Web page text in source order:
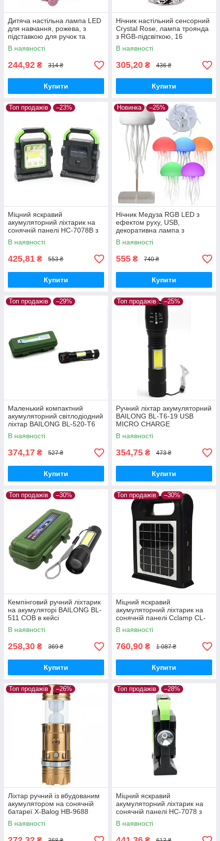
Дитяча настільна лампа LED
для навчання, рожева, з
підставкою для ручок та
олівців, світильник на стіл у
формі автобуса Bus Tabl
В наявності
244,92 ₴ 314 ₴
Купити
Нічник настільний сенсорний
Crystal Rose, лампа троянда
з RGB-підсвіткою, 16
кольорів, акумуляторна з
пультом ДК
В наявності
305,20 ₴ 436 ₴
Купити
Топ продажів –23%
Міцний яскравий
акумуляторний ліхтарик на
сонячній панелі HC-7078B з
повербанком
В наявності
425,81 ₴ 553 ₴
Купити
Новинка –25%
Нічник Медуза RGB LED з
ефектом руху, USB,
декоративна лампа з
плавною зміною кольорів
В наявності
555 ₴ 740 ₴
Купити
Топ продажів –29%
Маленький компактний
акумуляторний світлодіодний
ліхтар BAILONG BL-520-T6
COB з кейсом
В наявності
374,17 ₴ 527 ₴
Купити
Топ продажів –25%
Ручний ліхтар акумуляторний
BAILONG BL-T6-19 USB
MICRO CHARGE
В наявності
354,75 ₴ 473 ₴
Купити
Топ продажів –30%
Кемпінговий ручний ліхтарик
на акумуляторі BAILONG BL-
511 COB в кейсі
В наявності
258,30 ₴ 369 ₴
Купити
Топ продажів –30%
Міцний яскравий
акумуляторний ліхтарик на
сонячній панелі Cclamp CL-
12 Power bank 2 лампочки з
повербанком
В наявності
760,90 ₴ 1 087 ₴
Купити
Топ продажів –26%
Ліхтар ручний із вбудованим
акумулятором на сонячній
батареї X-Balog HB-9688
В наявності
Топ продажів –28%
Міцний яскравий
акумуляторний ліхтарик на
сонячній панелі HC-7078 з
повербанком
В наявності